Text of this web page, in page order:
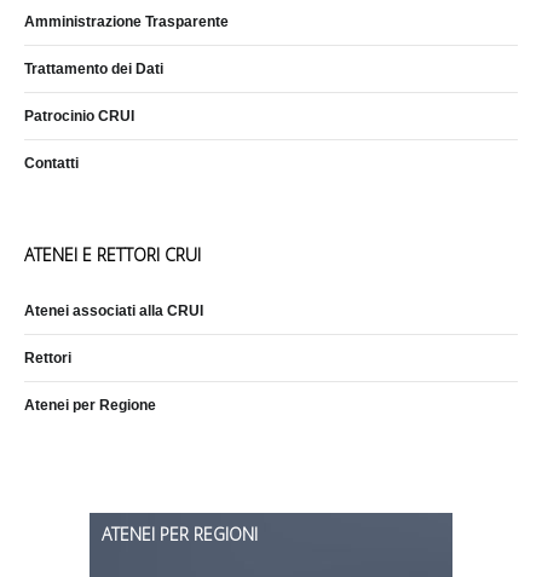
Amministrazione Trasparente
Trattamento dei Dati
Patrocinio CRUI
Contatti
ATENEI E RETTORI CRUI
Atenei associati alla CRUI
Rettori
Atenei per Regione
ATENEI PER REGIONI